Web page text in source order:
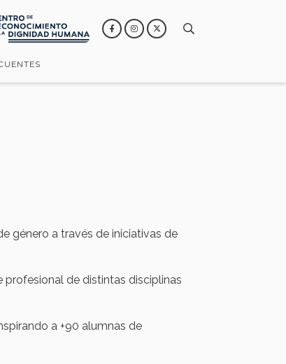
género a través de iniciativas de
profesional de distintas disciplinas
a +90 alumnas de